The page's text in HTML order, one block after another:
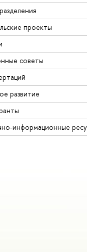
проекты
советы
развитие
информационные